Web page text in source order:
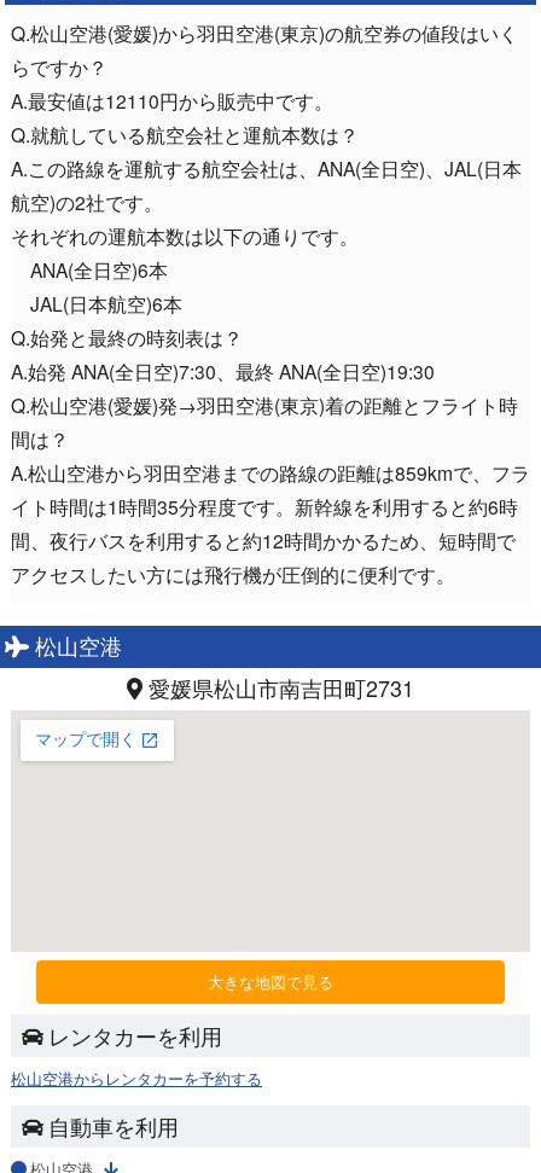
Q.松山空港(愛媛)から羽田空港(東京)の航空券の値段はいく
らですか？
A.最安値は12110円から販売中です。
Q.就航している航空会社と運航本数は？
A.この路線を運航する航空会社は、ANA(全日空)、JAL(日本
航空)の2社です。
それぞれの運航本数は以下の通りです。
ANA(全日空)6本
JAL(日本航空)6本
Q.始発と最終の時刻表は？
A.始発 ANA(全日空)7:30、最終 ANA(全日空)19:30
Q.松山空港(愛媛)発→羽田空港(東京)着の距離とフライト時
間は？
A.松山空港から羽田空港までの路線の距離は859kmで、フラ
イト時間は1時間35分程度です。新幹線を利用すると約6時
間、夜行バスを利用すると約12時間かかるため、短時間で
アクセスしたい方には飛行機が圧倒的に便利です。
松山空港
愛媛県松山市南吉田町2731
大きな地図で見る
レンタカーを利用
松山空港からレンタカーを予約する
自動車を利用